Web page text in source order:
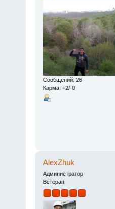
Сообщений: 26
Карма: +2/-0
AlexZhuk
Администратор
Ветеран